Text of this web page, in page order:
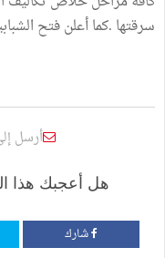
سرقتها .كما أعلن فتح الشبابيك الموحّدة
أرسل
هل أعجبك هذا
شارك